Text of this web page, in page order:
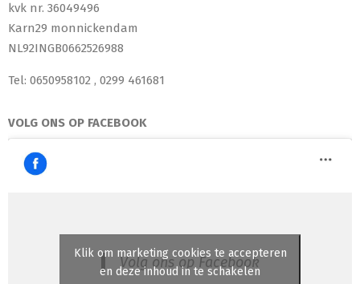
kvk nr. 36049496
Karn29 monnickendam
NL92INGB0662526988
Tel: 0650958102 , 0299 461681
VOLG ONS OP FACEBOOK
Volg ons op Facebook
Klik om marketing cookies te accepteren
en deze inhoud in te schakelen